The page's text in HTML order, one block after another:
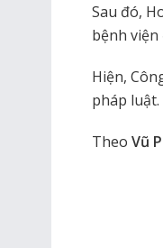
Sau đó,
bệnh viện
Hiện,
pháp luật.
Theo Vũ